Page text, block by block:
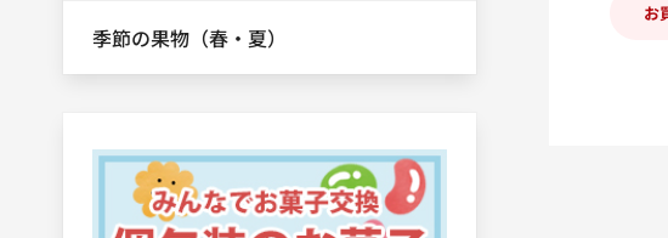
季節の果物（春・夏）
お